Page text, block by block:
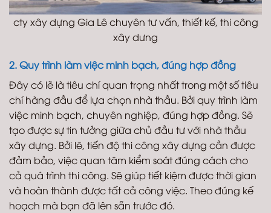
cty xây dựng Gia Lê chuyên tư vấn, thiết kế, thi công
xây dưng
2. Quy trình làm việc minh bạch, đúng hợp đồng
Đây có lẽ là tiêu chí quan trọng nhất trong một số tiêu
chí hàng đầu để lựa chọn nhà thầu. Bởi quy trình làm
việc minh bạch, chuyên nghiệp, đúng hợp đồng. Sẽ
tạo được sự tin tưởng giữa chủ đầu tư với nhà thầu
xây dựng. Bởi lẽ, tiến độ thi công xây dựng cần được
đảm bảo, việc quan tâm kiểm soát đúng cách cho
cả quá trình thi công. Sẽ giúp tiết kiệm được thời gian
và hoàn thành được tất cả công việc. Theo đúng kế
hoạch mà bạn đã lên sẵn trước đó.